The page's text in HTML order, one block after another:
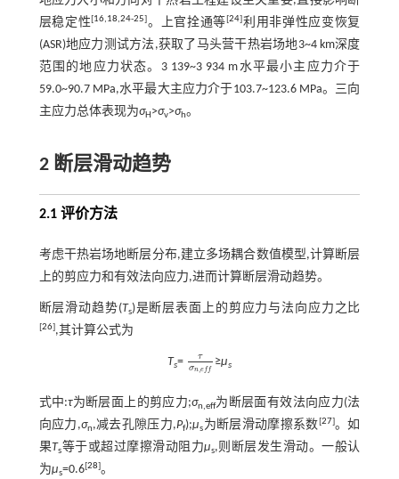
层稳定性[16,18,24-25]。上官拴通等[24]利用非弹性应变恢复
(ASR)地应力测试方法,获取了马头营干热岩场地3~4 km深度
范围的地应力状态。3 139~3 934 m水平最小主应力介于
59.0~90.7 MPa,水平最大主应力介于103.7~123.6 MPa。三向
主应力总体表现为σH >σv>σh。
2 断层滑动趋势
2.1 评价方法
考虑干热岩场地断层分布,建立多场耦合数值模型,计算断层
上的剪应力和有效法向应力,进而计算断层滑动趋势。
断层滑动趋势(Ts)是断层表面上的剪应力与法向应力之比
[26],其计算公式为
Ts=
τ
σn,eff
τσn,e f
≥μs
式中:τ为断层面上的剪应力;σn,eff为断层面有效法向应力(法
向应力,σn,减去孔隙压力,Pf);μs为断层滑动摩擦系数[27]。如
果Ts等于或超过摩擦滑动阻力μs,则断层发生滑动。一般认
为μs=0.6[28]。